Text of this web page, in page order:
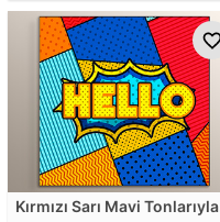
Kırmızı Sarı Mavi Tonlarıyla